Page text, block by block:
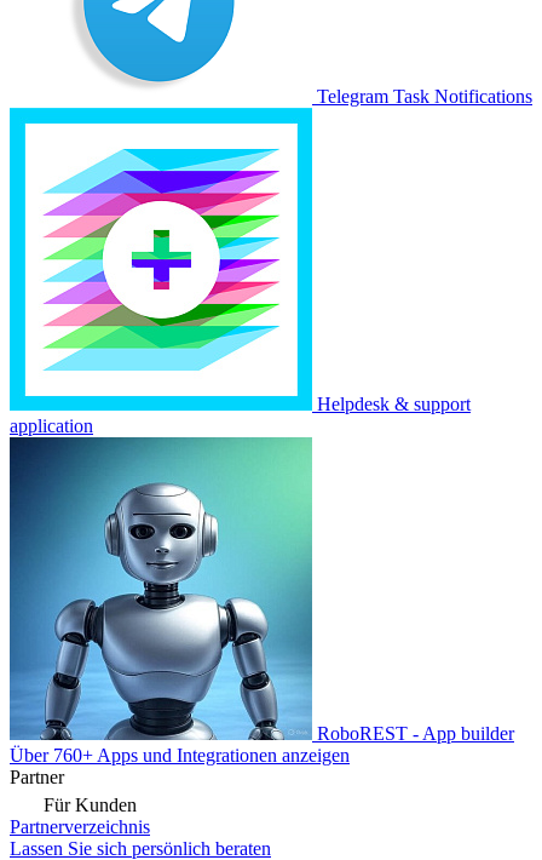
Telegram Task Notifications
Helpdesk & support
application
RoboREST - App builder
Über 760+ Apps und Integrationen anzeigen
Partner
Für Kunden
Partnerverzeichnis
Lassen Sie sich persönlich beraten